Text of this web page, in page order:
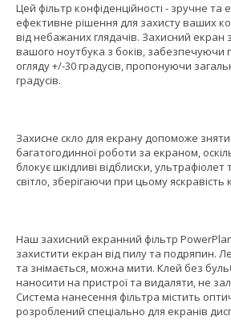
Цей фільтр конфіденційності - зручне та
ефективне рішення для захисту ваших
від небажаних глядачів. Захисний
вашого ноутбука з боків, забезпечуючи
огляду +/-30 градусів, пропонуючи
градусів.
Захисне скло для екрану допоможе зняти
багатогодинної роботи за екраном,
блокує шкідливі відблиски,
світло, зберігаючи при цьому яскравість
Наш захисний екранний фільтр
захистити екран від пилу та подряпин.
та знімається, можна мити. Клей без
наносити на пристрої та видаляти, не
Система нанесення фільтра містить
розроблений спеціально для екранів